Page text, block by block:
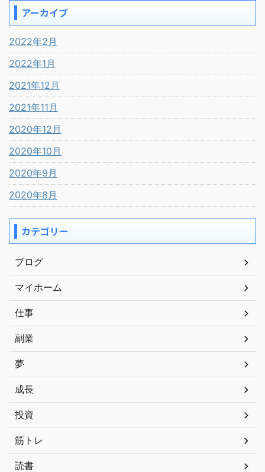
アーカイブ
2022年2月
2022年1月
2021年12月
2021年11月
2020年12月
2020年10月
2020年9月
2020年8月
カテゴリー
ブログ
マイホーム
仕事
副業
夢
成長
投資
筋トレ
読書